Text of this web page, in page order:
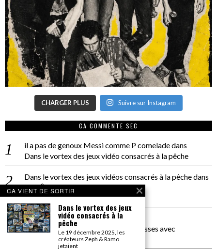
CHARGER PLUS Suivre sur Instagram
CA COMMENTE SEC
il a pas de genoux Messi comme P comeladedans
Dans le vortex des jeux vidéo consacrés à la pêche
Dans le vortex des jeux vidéos consacrés à la pêchedans
PACÔME THIELLEMENT
La séance d’Hip Gnose
La Patrie
dans
On a parlé Dolce Vita et lutte des classes avec
Bernardino Femminielli
CA VIENT DE SORTIR
Dans le vortex des jeux
vidéo consacrés à la
pêche
Le 19 décembre 2025, les
créateurs Zeph & Ramo
jetaient